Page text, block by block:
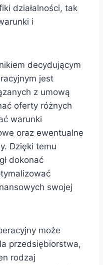
działalności, tak
i
decydującym
jest
z umową
oferty różnych
warunki
oraz ewentualne
Dzięki temu
dokonać
swojej
może
przedsiębiorstwa,
rodzaj